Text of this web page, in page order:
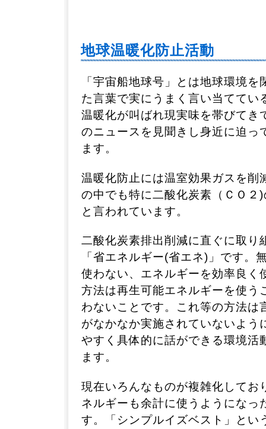
地球温暖化防止活動
「宇宙船地球号」とは地球環境
た言葉で実にうまく言い当ててい
温暖化が叫ばれ現実味を帯びてき
のニュースを見聞きし身近に迫っ
ます。
温暖化防止には温室効果ガスを削
の中でも特に二酸化炭素（ＣＯ２
と言われています。
二酸化炭素排出削減に直ぐに取り
「省エネルギー(省エネ)」です。
使わない、エネルギーを効率良く
方法は再生可能エネルギーを使う
わないことです。これ等の方法は
がなかなか実施されていないよう
やすく具体的に話ができる環境活
ます。
現在いろんなものが複雑化してお
ネルギーも余計に使うようになっ
す。「シンプルイズベスト」とい